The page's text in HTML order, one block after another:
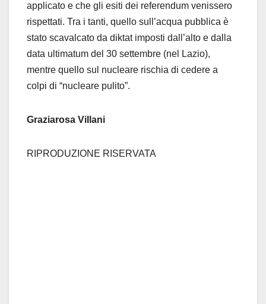
applicato e che gli esiti dei referendum venissero
rispettati. Tra i tanti, quello sull’acqua pubblica è
stato scavalcato da diktat imposti dall’alto e dalla
data ultimatum del 30 settembre (nel Lazio),
mentre quello sul nucleare rischia di cedere a
colpi di “nucleare pulito”.
Graziarosa Villani
RIPRODUZIONE RISERVATA